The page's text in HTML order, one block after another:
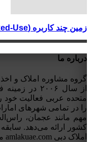
زمین چند کاربره (Mixed-Use) در الجداف دبی (Jaddaf)
درباره ما
از سال
متحده عربی فعالیت خود
را در تمامی شهرهای
مهم مانند عجمان،
کشور ارائه می‌دهد.
املاک دبی amlakuae.com مشاهده نمایید.